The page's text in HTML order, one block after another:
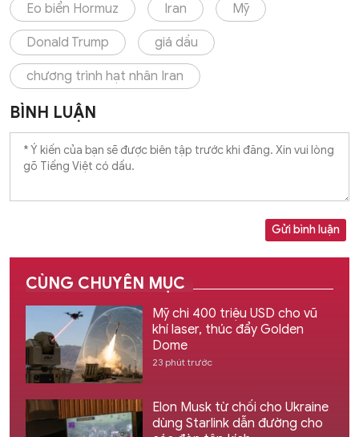
Eo biển Hormuz Iran Mỹ
Donald Trump giá dầu
chương trình hạt nhân Iran
BÌNH LUẬN
Gửi bình luận
CÙNG CHUYÊN MỤC
Mỹ chi 400 triệu USD cho vũ
khí laser, thúc đẩy Golden
Dome
23 phút trước
Elon Musk từ chối cho Ukraine
dùng Starlink dẫn đường cho